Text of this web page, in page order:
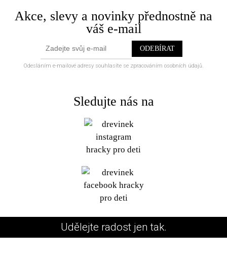
Akce, slevy a novinky přednostně na
váš e-mail
Odesláním e-mailové adresy souhlasíte se zpracováním osobních údajů.
Sledujte nás na
Udělejte radost jen tak.